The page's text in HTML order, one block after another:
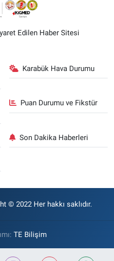
Edilen Haber Sitesi
Karabük Hava Durumu
Puan Durumu ve Fikstür
Son Dakika Haberleri
© 2022 Her hakkı saklıdır.
TE Bilişim